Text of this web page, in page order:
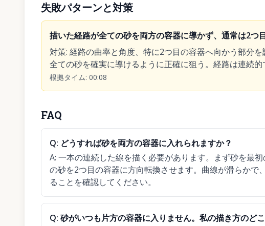
失敗パターンと対策
描いた経路が全ての砂を両方の容器に導かず、通常は2つ
対策: 経路の曲率と角度、特に2つ目の容器へ向かう部分
全ての砂を確実に導けるように正確に狙う。経路は連続的
根拠タイム: 00:08
FAQ
Q: どうすれば砂を両方の容器に入れられますか？
A: 一本の連続した線を描く必要があります。まず砂を最
の砂を2つ目の容器に方向転換させます。曲線が滑らかで
ることを確認してください。
Q: 砂がいつも片方の容器に入りません。私の描き方のど